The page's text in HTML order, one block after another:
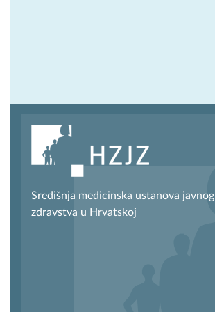
Središnja medicinska ustanova javnog
zdravstva u Hrvatskoj